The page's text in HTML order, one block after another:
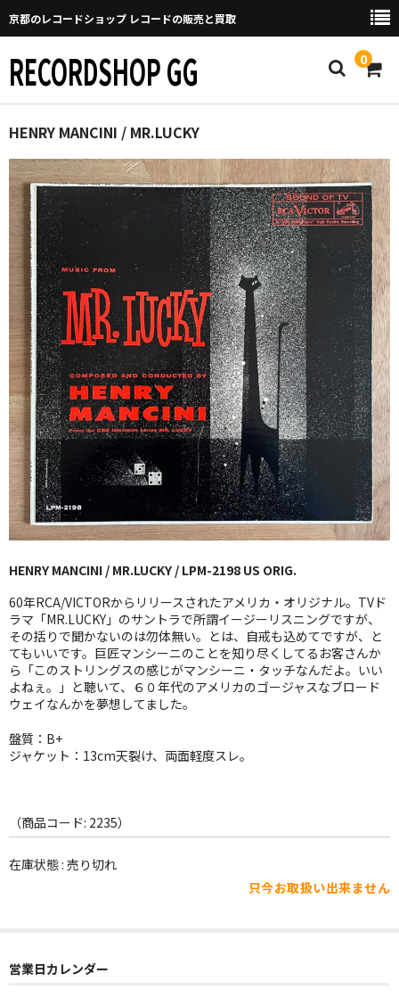
京都のレコードショップ レコードの販売と買取
RECORDSHOP GG 0
Home
マイページ
GGについて
買取について
取り置きなどについて
Categories
New Arrivals
新譜
GG RECORD （当店のレーベル）
全商品
JAZZ-US
BLUE NOTE
JAZZ-EU
JAZZ-JP
JAZZ-VOCAL
J-POP
FOLK,SSW
その他
HENRY MANCINI / MR.LUCKY
HENRY MANCINI / MR.LUCKY / LPM-2198 US ORIG.
60年RCA/VICTORからリリースされたアメリカ・オリジナル。TVド
ラマ「MR.LUCKY」のサントラで所謂イージーリスニングですが、
その括りで聞かないのは勿体無い。とは、自戒も込めてですが、と
てもいいです。巨匠マンシーニのことを知り尽くしてるお客さんか
ら「このストリングスの感じがマンシーニ・タッチなんだよ。いい
よねぇ。」と聴いて、６０年代のアメリカのゴージャスなブロード
ウェイなんかを夢想してました。
盤質：B+
ジャケット：13cm天裂け、両面軽度スレ。
（商品コード: 2235）
在庫状態 : 売り切れ
只今お取扱い出来ません
営業日カレンダー